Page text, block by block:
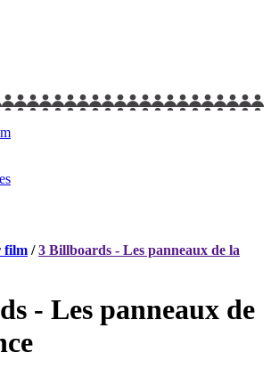
film /3 Billboards - Les panneaux de la
- Les panneaux de